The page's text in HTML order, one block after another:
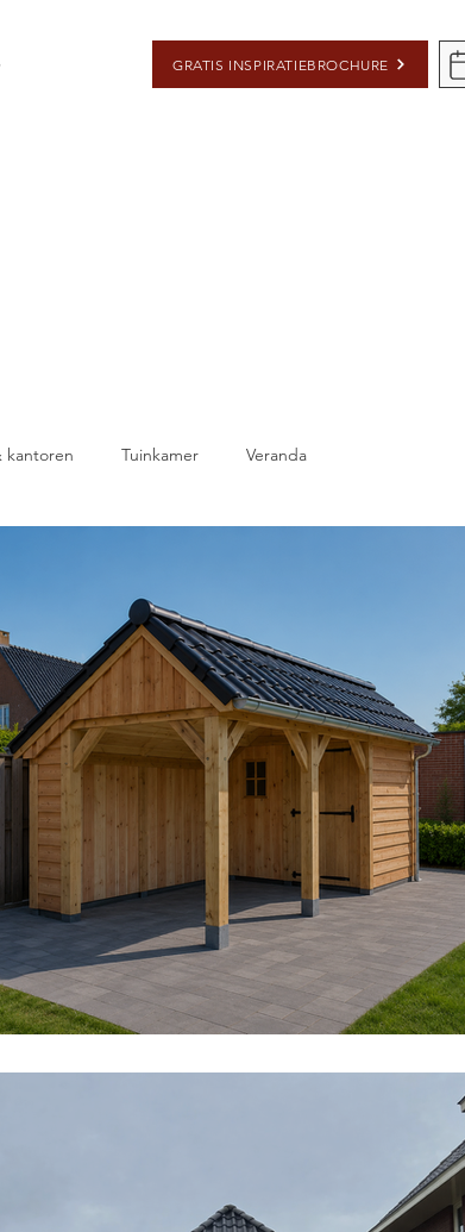
GRATIS INSPIRATIEBROCHURE
kantoren Tuinkamer Veranda